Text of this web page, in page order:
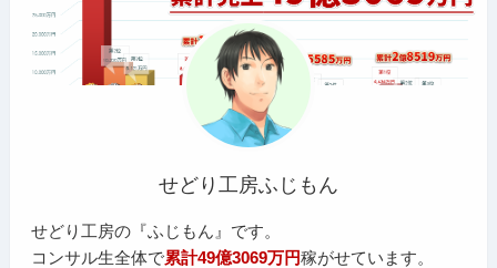
せどり工房ふじもん
せどり工房の『ふじもん』です。
コンサル生全体で累計49億3069万円稼がせています。